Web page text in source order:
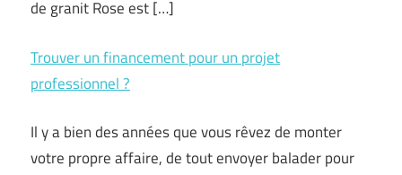
de granit Rose est […]
Trouver un financement pour un projet
professionnel ?
Il y a bien des années que vous rêvez de monter
votre propre affaire, de tout envoyer balader pour